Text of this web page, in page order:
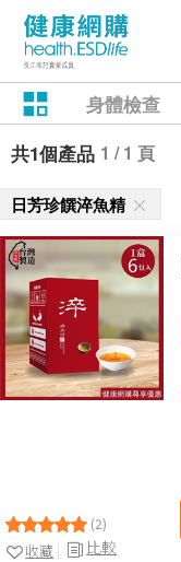
身體檢查
共1個產品 1 / 1 頁
日芳珍饌淬魚精
(2)
比較
收藏